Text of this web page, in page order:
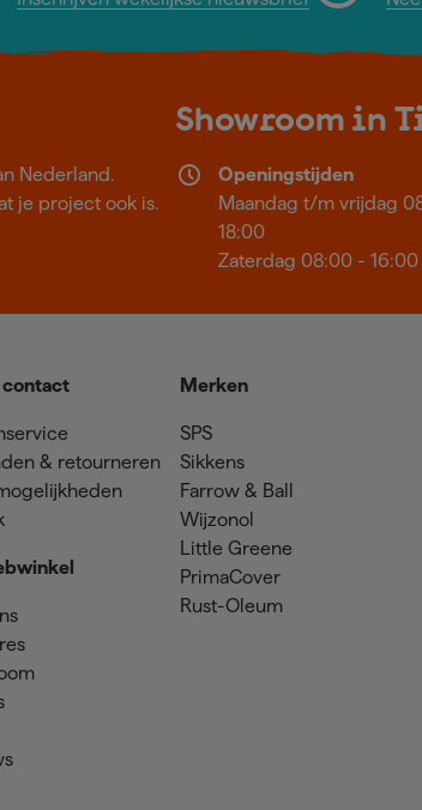
Nederland.
je project ook is.
Showroom in
Openingstijden
Maandag t/m vrijdag
18:00
Zaterdag 08:00 - 16:00
contact
& retourneren
Merken
SPS
Sikkens
Farrow & Ball
Wijzonol
Little Greene
PrimaCover
Rust-Oleum